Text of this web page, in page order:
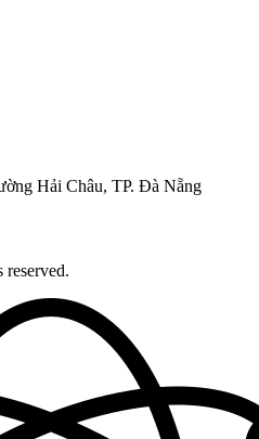
Hải Châu, TP. Đà Nẵng